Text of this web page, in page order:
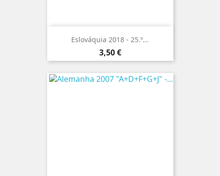
Eslováquia 2018 - 25.º...
Preço
3,50 €